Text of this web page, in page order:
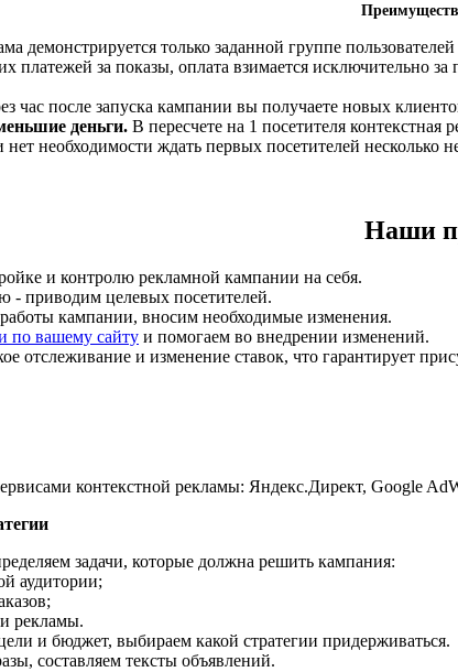
демонстрируется только заданной группе
платежей за показы, оплата взимается исключительно
час после запуска кампании вы получаете новых
деньги. В пересчете на 1 посетителя контекстная
необходимости ждать первых посетителей несколько
Наши
и контролю рекламной кампании на себя.
- приводим целевых посетителей.
кампании, вносим необходимые изменения.
по вашему сайту и помогаем во внедрении изменений.
отслеживание и изменение ставок, что гарантирует
контекстной рекламы: Яндекс.Директ, Google
задачи, которые должна решить кампания:
аудитории;
рекламы.
и бюджет, выбираем какой стратегии придерживаться.
составляем тексты объявлений.